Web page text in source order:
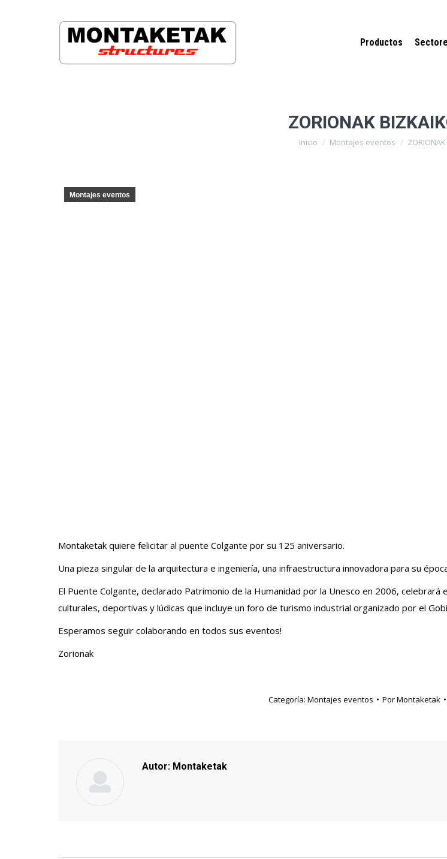
Productos
ZORIONAK
Estás aquí:
Inicio Montajes eventos
Montajes eventos
Montaketak quiere felicitar al puente Colgante por su 125 aniversario.
Una pieza singular de la arquitectura e ingeniería, una infraestructura innovadora para su
El Puente Colgante, declarado Patrimonio de la Humanidad por la Unesco en 2006,
culturales, deportivas y lúdicas que incluye un foro de turismo industrial organizado por el
Esperamos seguir colaborando en todos sus eventos!
Zorionak
Categoría: Montajes eventos PorMontaketak
Autor: Montaketak